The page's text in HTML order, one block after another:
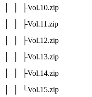
│ │ ├Vol.10.zip
│ │ ├Vol.11.zip
│ │ ├Vol.12.zip
│ │ ├Vol.13.zip
│ │ ├Vol.14.zip
│ │ └Vol.15.zip